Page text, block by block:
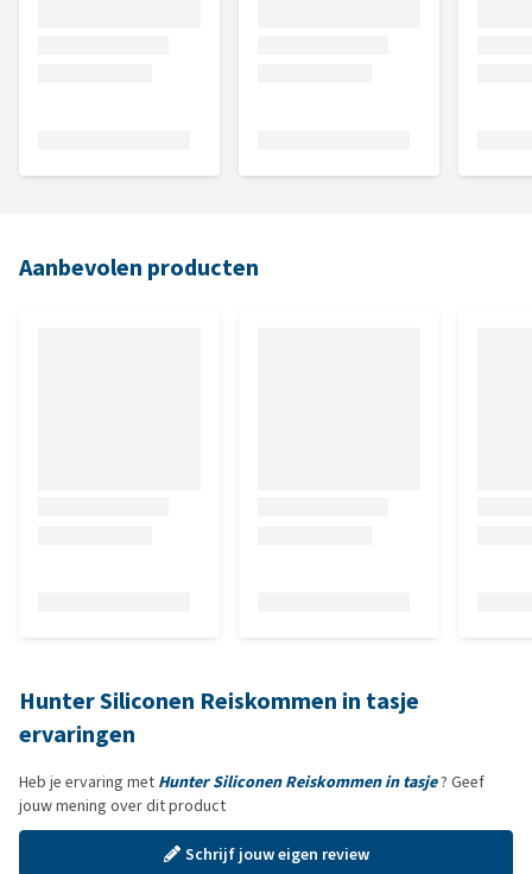
Aanbevolen producten
Hunter Siliconen Reiskommen in tasje
ervaringen
Heb je ervaring met Hunter Siliconen Reiskommen in tasje? Geef
jouw mening over dit product
Schrijf jouw eigen review